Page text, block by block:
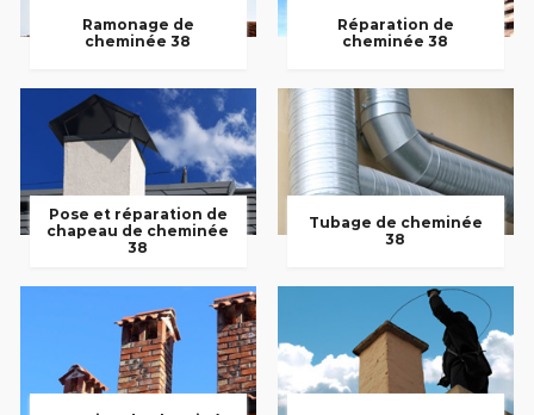
Ramonage de
cheminée 38
Réparation de
cheminée 38
Pose et réparation de
chapeau de cheminée
38
Tubage de cheminée
38